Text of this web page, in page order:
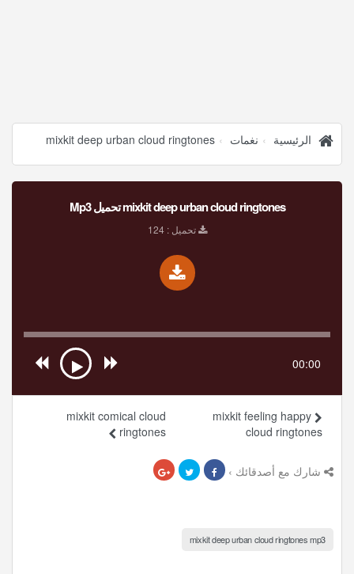
الرئيسية نغمات mixkit deep urban cloud ringtones
mixkit deep urban cloud ringtones تحميل Mp3
تحميل : 124
00:00
mixkit comical cloud
ringtones
mixkit feeling happy
cloud ringtones
شارك مع أصدقائك ›
mixkit deep urban cloud ringtones mp3